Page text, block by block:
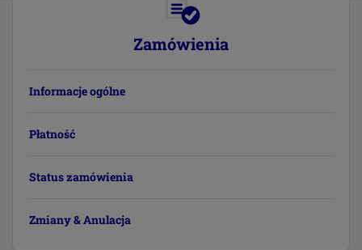
Zamówienia
Informacje ogólne
Płatność
Status zamówienia
Zmiany & Anulacja